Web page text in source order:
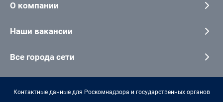
О компании
Наши вакансии
Все города сети
Контактные данные для Роскомнадзора и государственных органов